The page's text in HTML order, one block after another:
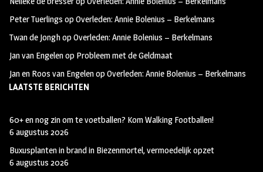
b
o
k
t
a
r
a
i
t
e
r
Peter Tuerlings opOverleden: Annie Bolenius – Berkelmans
Twan de JonghopOverleden: Annie Bolenius – Berkelmans
Jan van Engelenop Probleem met de Geldmaat
Jan en Roos van EngelenopOverleden: Annie Bolenius – Berkelmans
LAATSTE BERICHTEN
60+ en nog zin om te voetballen? Kom Walking Footballen!
6 augustus 2026
Buxusplanten in brand in Biezenmortel, vermoedelijk opzet
6 augustus 2026